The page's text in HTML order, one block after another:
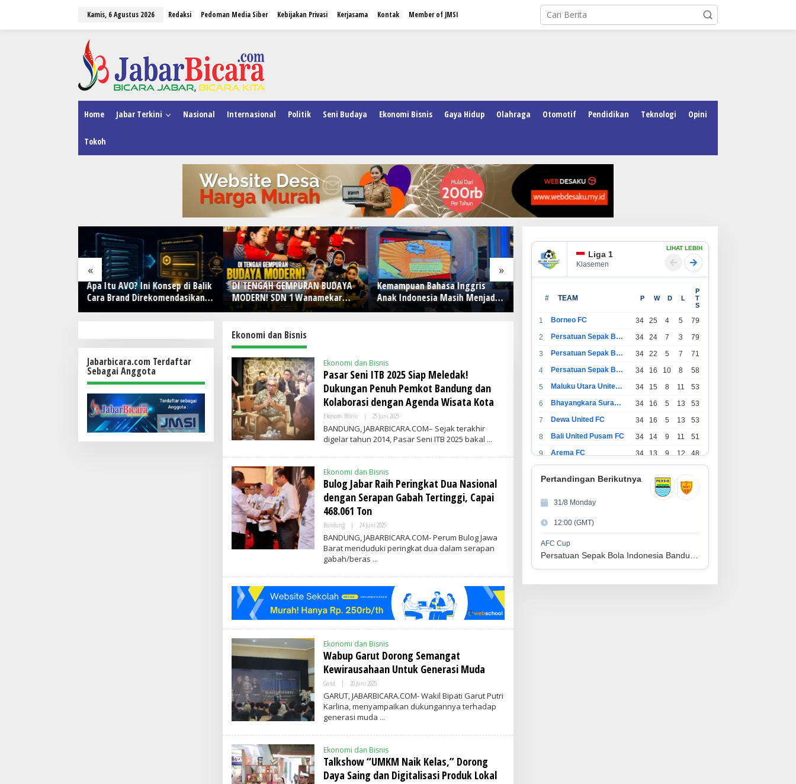
Kamis, 6 Agustus 2026 Redaksi Pedoman Media Siber Kebijakan Privasi Kerjasama Kontak Member of JMSI
Home Jabar Terkini Nasional Internasional Politik Seni Budaya Ekonomi Bisnis Gaya Hidup Olahraga Otomotif Pendidikan Teknologi Opini
Tokoh
« »
Apa Itu AVO? Ini Konsep di Balik
Cara Brand Direkomendasikan
AI
DI TENGAH GEMPURAN BUDAYA
MODERN! SDN 1 Wanamekar
Lahirkan Generasi Penari Sunda,
Ruang Kelas
Kemampuan Bahasa Inggris
Anak Indonesia Masih Menjadi
Tantangan, Pendekatan
Software Akuntansi Modern
Kebiasaan Finansial yang Bisa
Dimulai di Usia 20-an
Jabarbicara.com Terdaftar
Sebagai Anggota
Ekonomi dan Bisnis
Ekonomi dan Bisnis
Pasar Seni ITB 2025 Siap Meledak!
Dukungan Penuh Pemkot Bandung dan
Kolaborasi dengan Agenda Wisata Kota
Ekonomi Bisnis | 25 Juni 2025O
L
E
H
D
N
BANDUNG, JABARBICARA.COM– Sejak terakhir
digelar tahun 2014, Pasar Seni ITB 2025 bakal
Ekonomi dan Bisnis
Bulog Jabar Raih Peringkat Dua Nasional
dengan Serapan Gabah Tertinggi, Capai
468.061 Ton
Bandung | 24 Juni 2025O
L
E
H
M
BANDUNG, JABARBICARA.COM- Perum Bulog Jawa
Barat menduduki peringkat dua dalam serapan
gabah/beras
Ekonomi dan Bisnis
Wabup Garut Dorong Semangat
Kewirausahaan Untuk Generasi Muda
Garut | 20 Juni 2025O
L
E
H
A
M
N
GARUT, JABARBICARA.COM- Wakil Bipati Garut Putri
Karlina, menyampaikan dukungannya terhadap
generasi muda
Ekonomi dan Bisnis
Talkshow “UMKM Naik Kelas,” Dorong
Daya Saing dan Digitalisasi Produk Lokal
Liga 1
Klasemen
LIHAT LEBIH
# TEAM P W D L
P
T
S
1 Borneo FC 34 25 4 5
79
2
Persatuan Sepak Bola Indonesia Bandung 34 24 7 3
79
3
Persatuan Sepak Bola Indonesia Jakarta 34 22 5 7
71
4
Persatuan Sepak Bola Surabaya 34 16 10 8
58
5
Maluku Utara United FC 34 15 8 11
53
6
Bhayangkara Surabaya United 34 16 5 13
53
7
Dewa United FC 34 16 5 13
53
8
Bali United Pusam FC 34 14 9 11
51
9
Arema FC 34 13 9 12
48
0
1
11 12 11
2
1
3
4
1
Pertandingan Berikutnya
31/8 Monday
12:00 (GMT)
AFC Cup